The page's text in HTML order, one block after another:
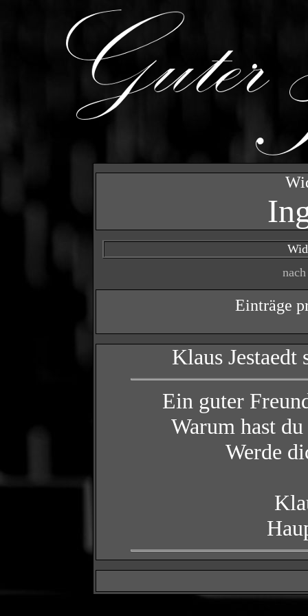
Einträge
Klaus Jestaedt
Ein guter
Warum hast
Werde